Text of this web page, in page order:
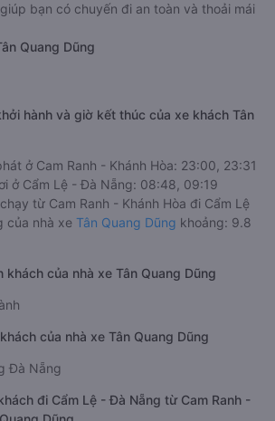
bạn có chuyến đi an toàn và thoải mái
Quang Dũng
hành và giờ kết thúc của xe khách Tân
ở Cam Ranh - Khánh Hòa: 23:00, 23:31
ở Cẩm Lệ - Đà Nẵng: 08:48, 09:19
từ Cam Ranh - Khánh Hòa đi Cẩm Lệ
của nhà xe Tân Quang Dũng khoảng: 9.8
khách của nhà xe Tân Quang Dũng
của nhà xe Tân Quang Dũng
Đà Nẵng
đi Cẩm Lệ - Đà Nẵng từ Cam Ranh -